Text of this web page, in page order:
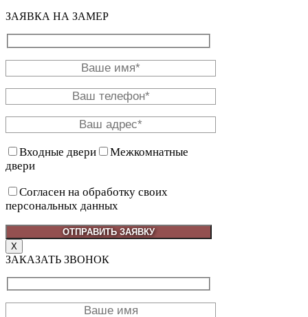
ЗАЯВКА НА ЗАМЕР
Входные двери
Межкомнатные
двери
Согласен на обработку своих
персональных данных
X
ЗАКАЗАТЬ ЗВОНОК